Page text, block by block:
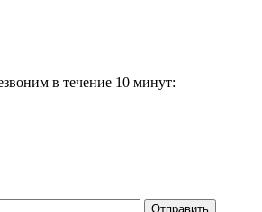
в течение 10 минут:
Отправить